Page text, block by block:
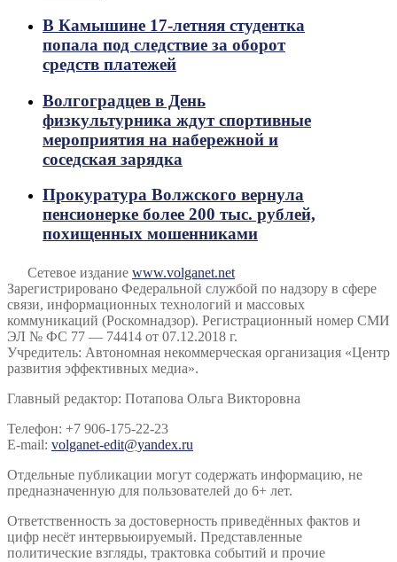
В Камышине 17-летняя студентка
попала под следствие за оборот
средств платежей
Волгоградцев в День
физкультурника ждут спортивные
мероприятия на набережной и
соседская зарядка
Прокуратура Волжского вернула
пенсионерке более 200 тыс. рублей,
похищенных мошенниками
Сетевое издание www.volganet.net
Зарегистрировано Федеральной службой по надзору в сфере
связи, информационных технологий и массовых
коммуникаций (Роскомнадзор). Регистрационный номер СМИ
ЭЛ № ФС 77 — 74414 от 07.12.2018 г.
Учредитель: Автономная некоммерческая организация «Центр
развития эффективных медиа».
Главный редактор: Потапова Ольга Викторовна
Телефон: +7 906-175-22-23
E-mail: volganet-edit@yandex.ru
Отдельные публикации могут содержать информацию, не
предназначенную для пользователей до 6+ лет.
Ответственность за достоверность приведённых фактов и
цифр несёт интервьюируемый. Представленные
политические взгляды, трактовка событий и прочие